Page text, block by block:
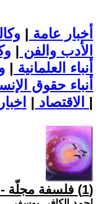
أخبار عامة |
الأدب والفن |
أنباء العلمانية |
أنباء حقوق
الاقتصاد | |
(1) فلسفة مجلّة -الأحوال الشخصيّة-